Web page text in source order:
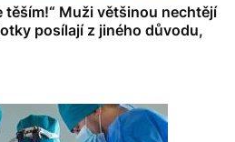
těším!“ Muži většinou nechtějí
posílají z jiného důvodu,